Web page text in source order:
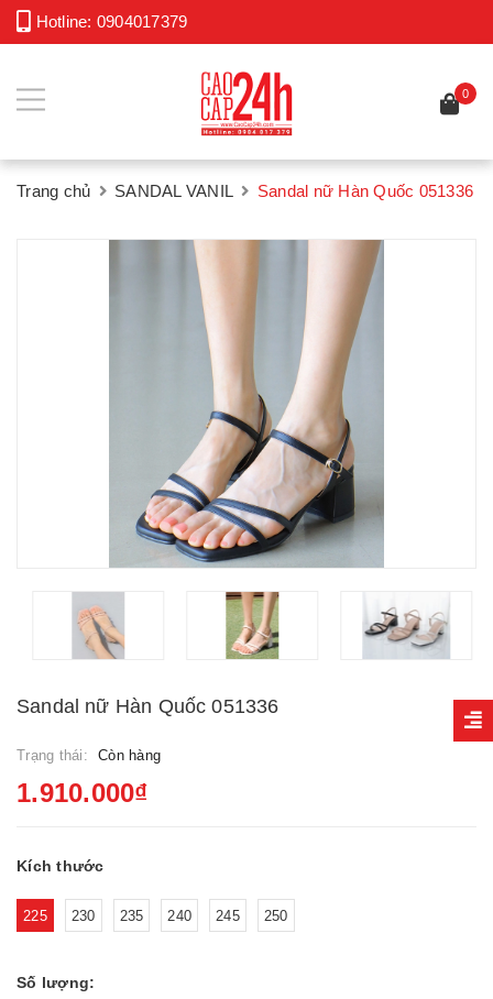
Hotline: 0904017379
0
Trang chủ SANDAL VANIL Sandal nữ Hàn Quốc 051336
Sandal nữ Hàn Quốc 051336
Trạng thái: Còn hàng
1.910.000₫
Kích thước
225 230 235 240 245 250
Số lượng: